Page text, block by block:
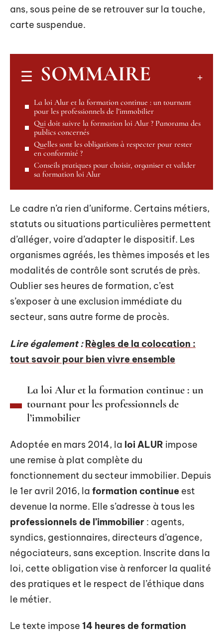
ans, sous peine de se retrouver sur la touche,
carte suspendue.
SOMMAIRE
La loi Alur et la formation continue : un tournant
pour les professionnels de l’immobilier
Qui doit suivre la formation loi Alur ? Panorama des
publics concernés
Quelles sont les obligations à respecter pour rester
en conformité ?
Conseils pratiques pour choisir, organiser et valider
sa formation loi Alur
Le cadre n’a rien d’uniforme. Certains métiers,
statuts ou situations particulières permettent
d’alléger, voire d’adapter le dispositif. Les
organismes agréés, les thèmes imposés et les
modalités de contrôle sont scrutés de près.
Oublier ses heures de formation, c’est
s’exposer à une exclusion immédiate du
secteur, sans autre forme de procès.
Lire également : Règles de la colocation :
tout savoir pour bien vivre ensemble
La loi Alur et la formation continue : un
tournant pour les professionnels de
l’immobilier
Adoptée en mars 2014, la loi ALUR impose
une remise à plat complète du
fonctionnement du secteur immobilier. Depuis
le 1er avril 2016, la formation continue est
devenue la norme. Elle s’adresse à tous les
professionnels de l’immobilier : agents,
syndics, gestionnaires, directeurs d’agence,
négociateurs, sans exception. Inscrite dans la
loi, cette obligation vise à renforcer la qualité
des pratiques et le respect de l’éthique dans
le métier.
Le texte impose 14 heures de formation